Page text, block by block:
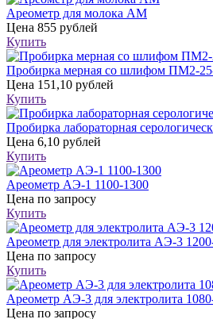
Ареометр для молока АМ
Цена 855 рублей
Купить
Пробирка мерная со шлифом ПМ2-
Цена 151,10 рублей
Купить
Пробирка лабораторная
Цена 6,10 рублей
Купить
Ареометр АЭ-1 1100-1300
Цена по запросу
Купить
Ареометр для электролита АЭ-3
Цена по запросу
Купить
Ареометр АЭ-3 для электролита
Цена по запросу